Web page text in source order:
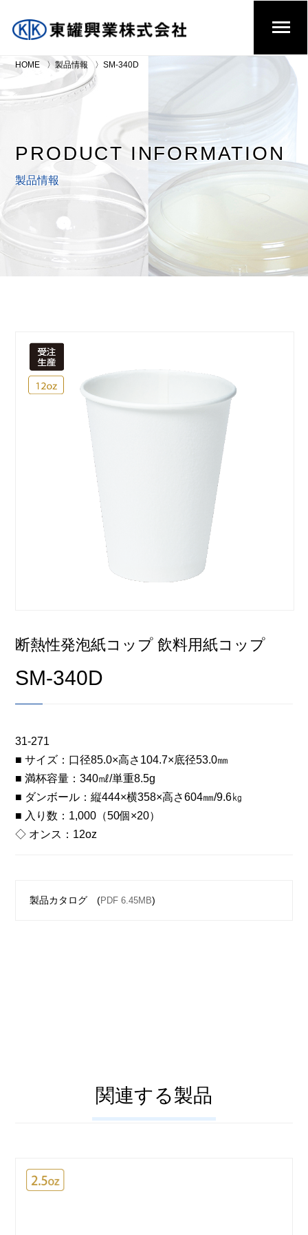
HOME 製品情報 SM-340D
PRODUCT INFORMATION
製品情報
断熱性発泡紙コップ 飲料用紙コップ
SM-340D
31-271
■ サイズ：口径85.0×高さ104.7×底径53.0㎜
■ 満杯容量：340㎖/単重8.5g
■ ダンボール：縦444×横358×高さ604㎜/9.6㎏
■ 入り数：1,000（50個×20）
◇ オンス：12oz
製品カタログ (PDF 6.45MB)
関連する製品